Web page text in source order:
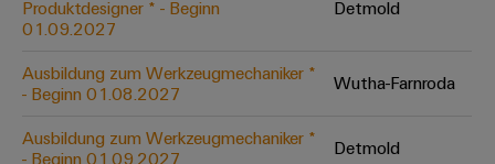
Schaltschrankbau
Lösungen
die
Herausforderungen
Schaltschrankbau
Gerätehersteller
Leiterplattensteckverbinder
Smart
Metering
Weidmüller
AI
ALLE
SERVICES
Globale
Messen
&
Events
Karriere auf
Produktdesigner * - Beginn
01.09.2027
Detmold
Ausbildung zum Werkzeugmechaniker *
- Beginn 01.08.2027
Wutha-Farnroda
Ausbildung zum Werkzeugmechaniker *
- Beginn 01.09.2027
Detmold